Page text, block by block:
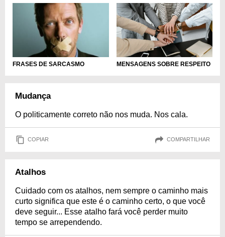
FRASES DE SARCASMO MENSAGENS SOBRE RESPEITO
Mudança
O politicamente correto não nos muda. Nos cala.
COPIAR COMPARTILHAR
Atalhos
Cuidado com os atalhos, nem sempre o caminho mais
curto significa que este é o caminho certo, o que você
deve seguir... Esse atalho fará você perder muito
tempo se arrependendo.